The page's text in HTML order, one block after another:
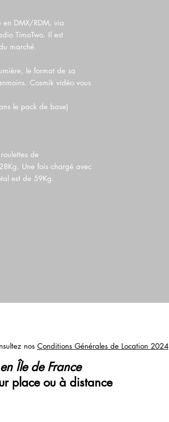
en DMX/RDM, via
TimoTwo. Il est
marché.
le format de sa
Cosmik vidéo vous
le pack de base)
de
Une fois chargé avec
est de 59Kg.
nos Conditions Générales de Location 2024
Île de France
place ou à distance